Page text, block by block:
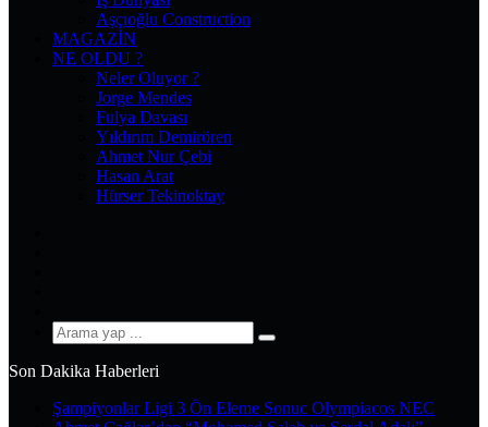
Aşçıoğlu Construction
MAGAZIN
NE OLDU ?
Neler Oluyor ?
Jorge Mendes
Fulya Davası
Yıldırım Demirören
Ahmet Nur Çebi
Hasan Arat
Hürser Tekinoktay
Arama
Son Dakika Haberleri
Şampiyonlar Ligi 3 Ön Eleme Sonuc Olympiacos NEC